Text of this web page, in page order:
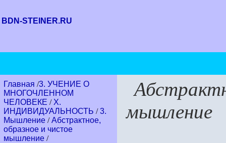
BDN-STEINER.RU
Главная /3. УЧЕНИЕ О
МНОГОЧЛЕННОМ
ЧЕЛОВЕКЕ / Х.
ИНДИВИДУАЛЬНОСТЬ /3.
Мышление /Абстрактное,
образное и чистое
мышление /
мышление